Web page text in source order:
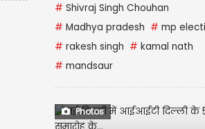
# Shivraj Singh Chouhan
# Madhya pradesh # mp
# rakesh singh # kamal nath
# mandsaur
Photos